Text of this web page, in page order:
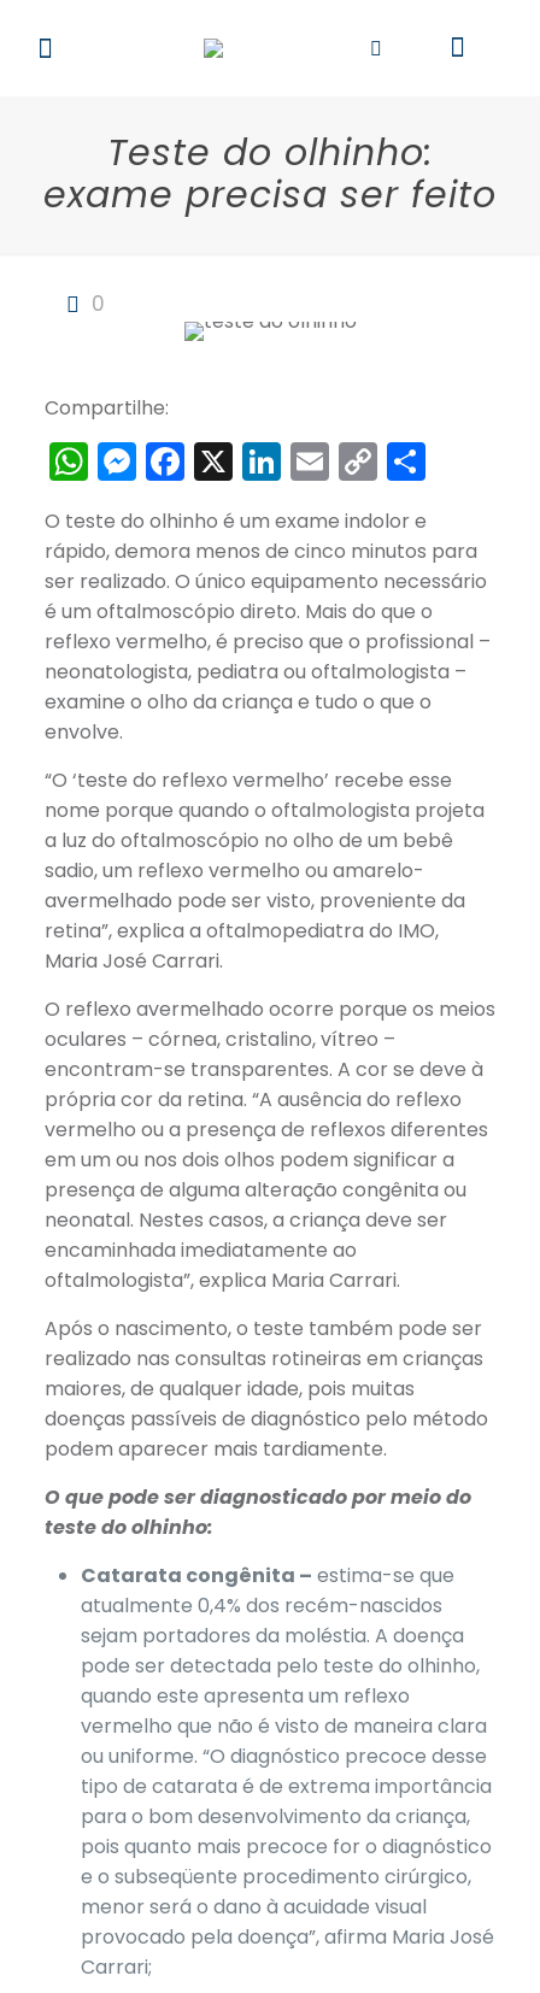
Teste do olhinho:
exame precisa ser feito
0
Compartilhe:
WhatsApp
Messenger
Facebook
X LinkedIn
Email
Copy
Link
Share
O teste do olhinho é um exame indolor e
rápido, demora menos de cinco minutos para
ser realizado. O único equipamento necessário
é um oftalmoscópio direto. Mais do que o
reflexo vermelho, é preciso que o profissional –
neonatologista, pediatra ou oftalmologista –
examine o olho da criança e tudo o que o
envolve.
“O ‘teste do reflexo vermelho’ recebe esse
nome porque quando o oftalmologista projeta
a luz do oftalmoscópio no olho de um bebê
sadio, um reflexo vermelho ou amarelo-
avermelhado pode ser visto, proveniente da
retina”, explica a oftalmopediatra do IMO,
Maria José Carrari.
O reflexo avermelhado ocorre porque os meios
oculares – córnea, cristalino, vítreo –
encontram-se transparentes. A cor se deve à
própria cor da retina. “A ausência do reflexo
vermelho ou a presença de reflexos diferentes
em um ou nos dois olhos podem significar a
presença de alguma alteração congênita ou
neonatal. Nestes casos, a criança deve ser
encaminhada imediatamente ao
oftalmologista”, explica Maria Carrari.
Após o nascimento, o teste também pode ser
realizado nas consultas rotineiras em crianças
maiores, de qualquer idade, pois muitas
doenças passíveis de diagnóstico pelo método
podem aparecer mais tardiamente.
O que pode ser diagnosticado por meio do
teste do olhinho:
Catarata congênita – estima-se que
atualmente 0,4% dos recém-nascidos
sejam portadores da moléstia. A doença
pode ser detectada pelo teste do olhinho,
quando este apresenta um reflexo
vermelho que não é visto de maneira clara
ou uniforme. “O diagnóstico precoce desse
tipo de catarata é de extrema importância
para o bom desenvolvimento da criança,
pois quanto mais precoce for o diagnóstico
e o subseqüente procedimento cirúrgico,
menor será o dano à acuidade visual
provocado pela doença”, afirma Maria José
Carrari;